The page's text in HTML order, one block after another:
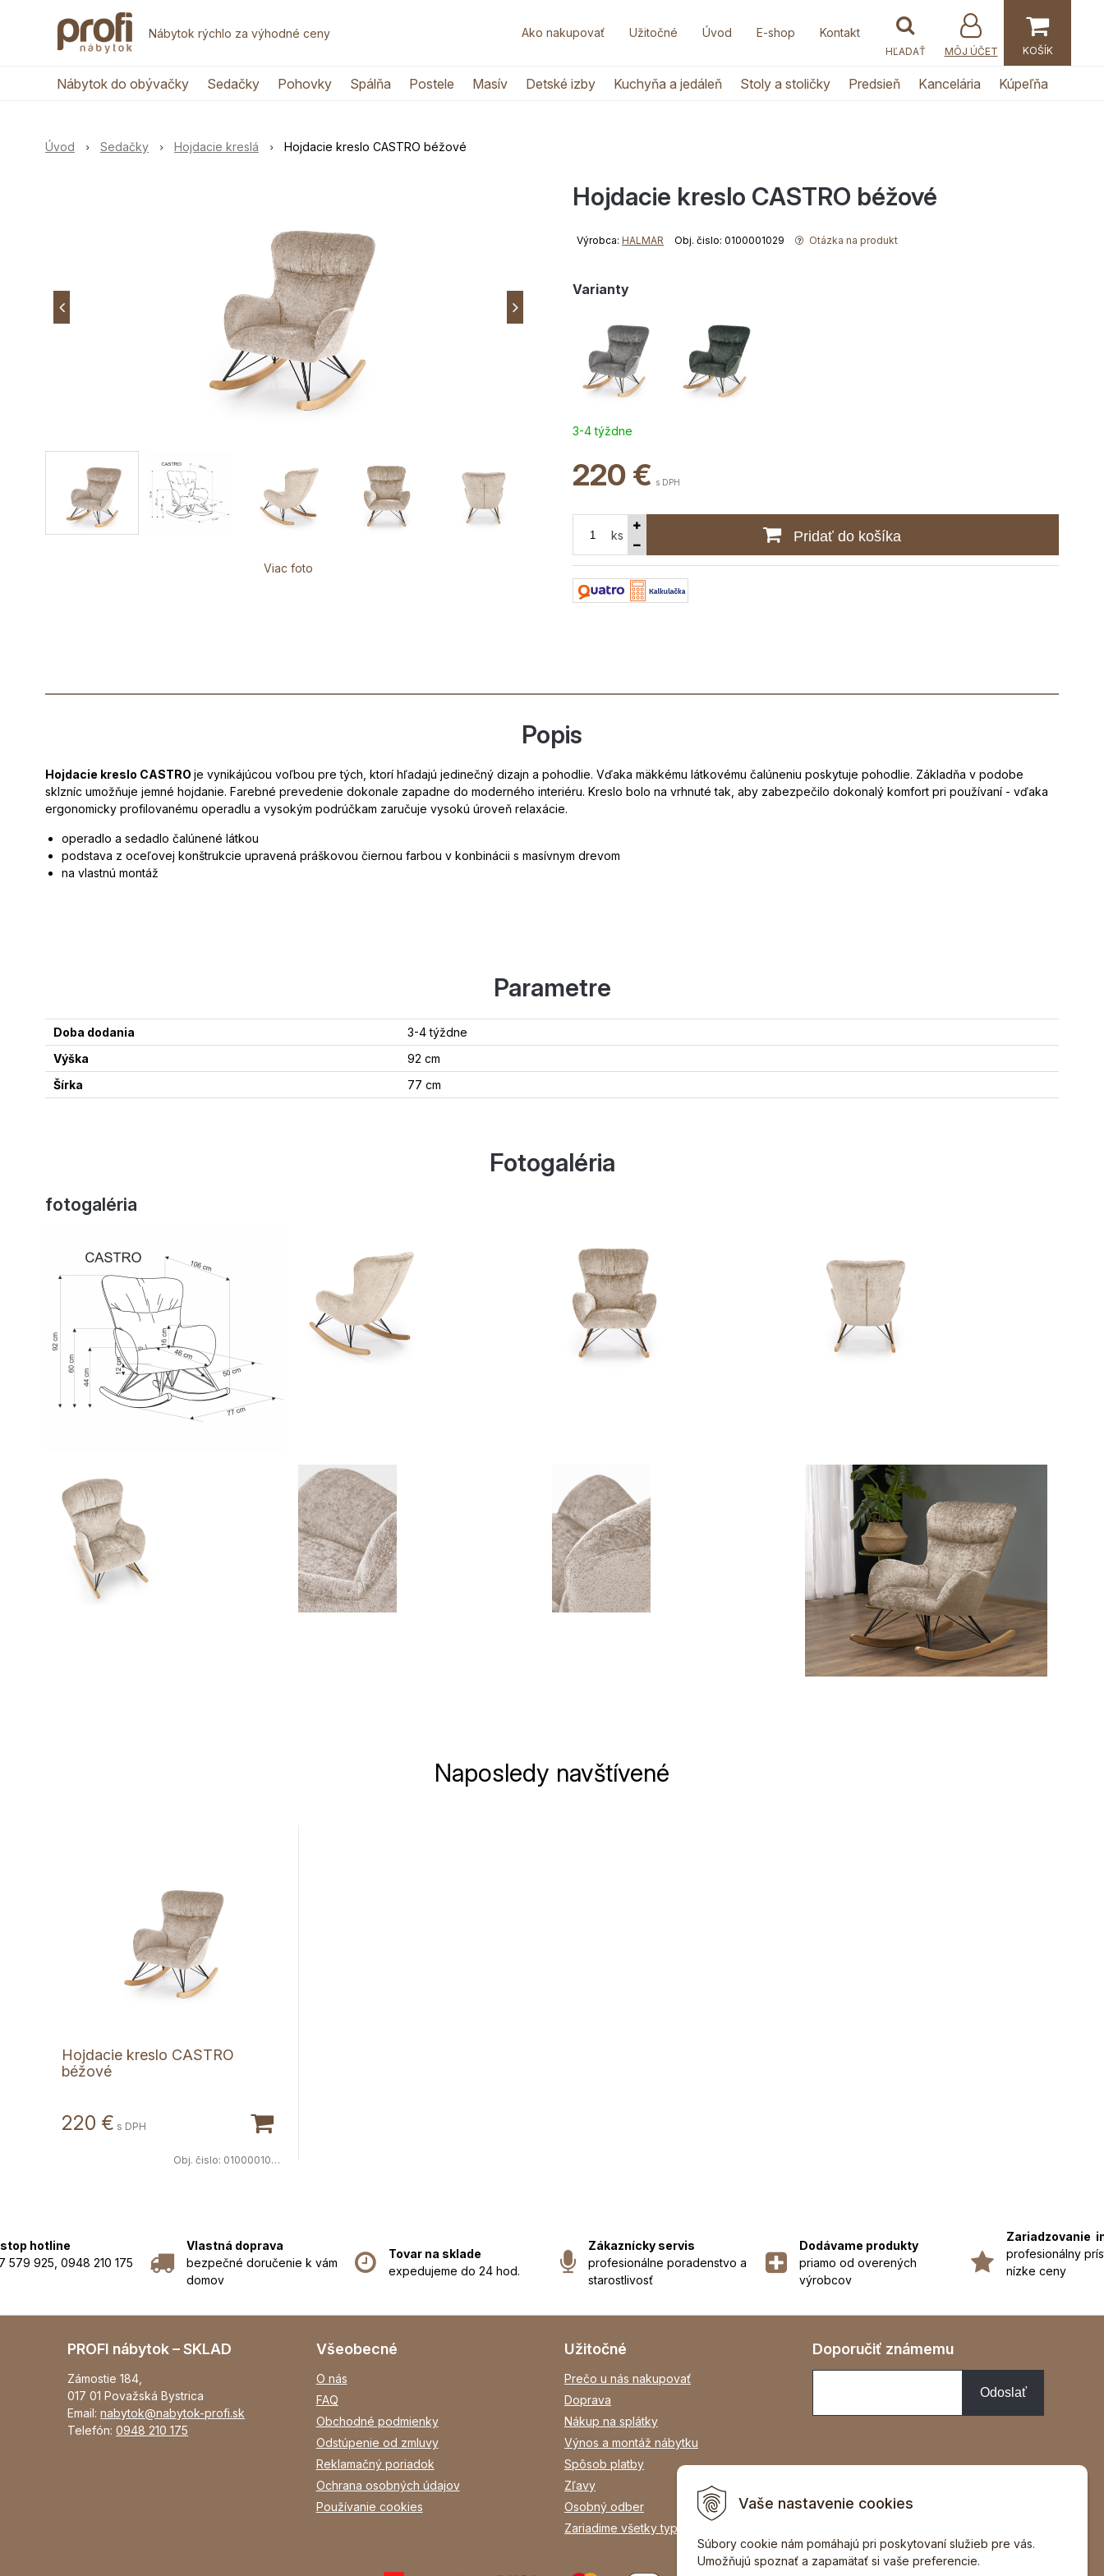
Vaše nastavenie cookies
Súbory cookie nám pomáhajú pri poskytovaní služieb pre vás.
Umožňujú spoznať a zapamätať si vaše preferencie.
Nábytok rýchlo za výhodné ceny Ako nakupovať Užitočné Úvod E-shop Kontakt
MÔJ ÚČET
Nábytok do obývačky Sedačky Pohovky Spálňa Postele Masív Detské izby Kuchyňa a jedáleň Stoly a stoličky Predsieň Kancelária Kúpeľňa
Úvod Sedačky Hojdacie kreslá Hojdacie kreslo CASTRO béžové
Viac foto
Hojdacie kreslo CASTRO béžové
Výrobca: HALMAR Obj. čislo: 0100001029 Otázka na produkt
Varianty
3-4 týždne
220 € s DPH
ks Pridať do košíka
Popis
Hojdacie kreslo CASTRO je vynikájúcou voľbou pre tých, ktorí hľadajú jedinečný dizajn a pohodlie. Vďaka mäkkému látkovému čalúneniu poskytuje pohodlie. Základňa v podobe
sklzníc umožňuje jemné hojdanie. Farebné prevedenie dokonale zapadne do moderného interiéru. Kreslo bolo na vrhnuté tak, aby zabezpečilo dokonalý komfort pri používaní - vďaka
ergonomicky profilovanému operadlu a vysokým podrúčkam zaručuje vysokú úroveň relaxácie.
operadlo a sedadlo čalúnené látkou
podstava z oceľovej konštrukcie upravená práškovou čiernou farbou v konbinácii s masívnym drevom
na vlastnú montáž
Parametre
Doba dodania
3-4 týždne
Výška
92 cm
Šírka
77 cm
Fotogaléria
fotogaléria
Naposledy navštívené
Hojdacie kreslo CASTRO
béžové
220 € s DPH
Obj. čislo: 0100001029
hotline
579 925, 0948 210 175
Vlastná doprava
bezpečné doručenie k vám
domov
Tovar na sklade
expedujeme do 24 hod.
Zákaznícky servis
profesionálne poradenstvo a
starostlivosť
Dodávame produkty
priamo od overených
výrobcov
Zariadzovanie
profesionálny
nízke ceny
PROFI nábytok – SKLAD
Zámostie 184,
017 01 Považská Bystrica
Email:nabytok@nabytok-profi.sk
Telefón:0948 210 175
Všeobecné
O nás
FAQ
Obchodné podmienky
Odstúpenie od zmluvy
Reklamačný poriadok
Ochrana osobných údajov
Používanie cookies
Užitočné
Prečo u nás nakupovať
Doprava
Nákup na splátky
Výnos a montáž nábytku
Spôsob platby
Zľavy
Osobný odber
Zariadime všetky typy interiérov
Doporučiť známemu